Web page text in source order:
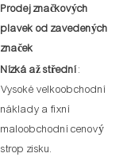
Prodej značkových
plavek od zavedených
značek
Nízká až střední:
Vysoké velkoobchodní
náklady a fixní
maloobchodní cenový
strop zisku.